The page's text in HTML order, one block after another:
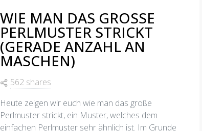
WIE MAN DAS GROSSE
PERLMUSTER STRICKT
(GERADE ANZAHL AN
MASCHEN)
Heute zeigen wir euch wie man das große